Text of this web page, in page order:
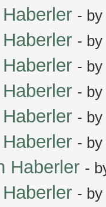
- by
- by
- by
- by
- by
- by
Haberler -
- by